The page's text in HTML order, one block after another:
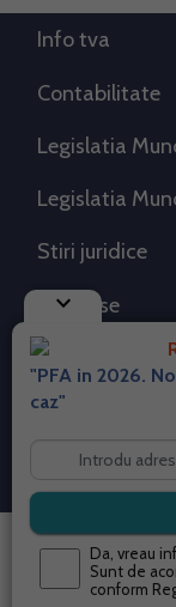
keyboard_arrow_down
"PFA in 2026.
caz"
Da, vreau
Sunt de
conform
Info tva
Contabilitate
Legislatia
Legislatia
Stiri juridice
AdSense
RSS Flux RSS
Despre cookies
Termeni si
© 2026